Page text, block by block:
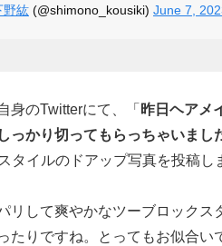
野紘 (@shimono_kousiki) June 7,
身のTwitterにて、「 昨日ヘアメ
っかり切ってもらっちゃいま
タイルのドアップ写真を投稿し
リして爽やかなツーブロック
たりですね。とってもお似合い